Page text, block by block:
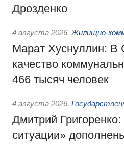
Дрозденко
4 августа 2026, Жилищно-
Марат Хуснуллин: В
качество
466 тысяч человек
4 августа 2026,
Дмитрий
ситуации»